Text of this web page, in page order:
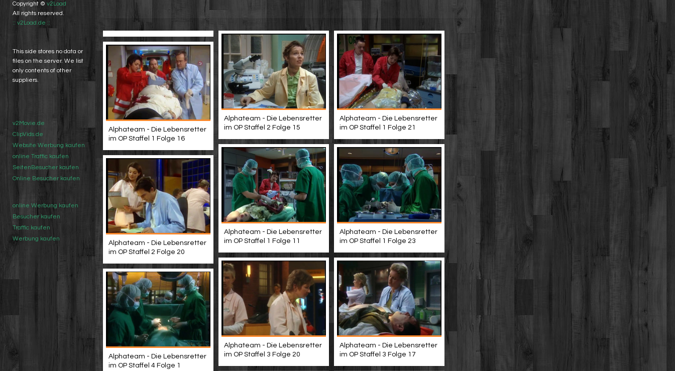
Copyright © v2Load
All rights reserved.
:: v2Load.de ::
This side stores no data or
files on the server. We list
only contents of other
suppliers.
v2Movie.de
ClipVids.de
Website Werbung kaufen
online Traffic kaufen
SeitenBesucher kaufen
Online Besucher kaufen
online Werbung kaufen
Besucher kaufen
Traffic kaufen
Werbung kaufen
Alphateam - Die Lebensretter
im OP Staffel 2 Folge 15
Alphateam - Die Lebensretter
im OP Staffel 1 Folge 21
Alphateam - Die Lebensretter
im OP Staffel 1 Folge 16
Alphateam - Die Lebensretter
im OP Staffel 1 Folge 11
Alphateam - Die Lebensretter
im OP Staffel 1 Folge 23
Alphateam - Die Lebensretter
im OP Staffel 2 Folge 20
Alphateam - Die Lebensretter
im OP Staffel 3 Folge 20
Alphateam - Die Lebensretter
im OP Staffel 3 Folge 17
Alphateam - Die Lebensretter
im OP Staffel 4 Folge 1